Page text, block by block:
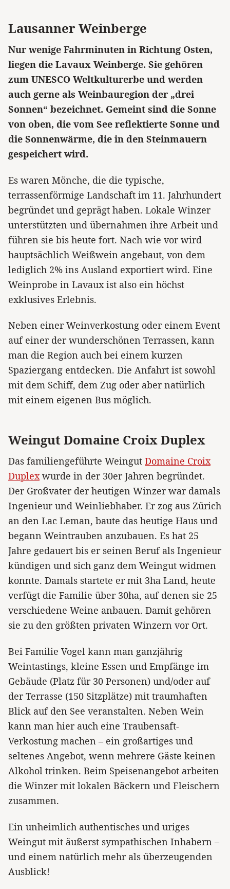
Lausanner Weinberge
Nur wenige Fahrminuten in Richtung Osten,
liegen die Lavaux Weinberge. Sie gehören
zum UNESCO Weltkulturerbe und werden
auch gerne als Weinbauregion der „drei
Sonnen“ bezeichnet. Gemeint sind die Sonne
von oben, die vom See reflektierte Sonne und
die Sonnenwärme, die in den Steinmauern
gespeichert wird.
Es waren Mönche, die die typische,
terrassenförmige Landschaft im 11. Jahrhundert
begründet und geprägt haben. Lokale Winzer
unterstützten und übernahmen ihre Arbeit und
führen sie bis heute fort. Nach wie vor wird
hauptsächlich Weißwein angebaut, von dem
lediglich 2% ins Ausland exportiert wird. Eine
Weinprobe in Lavaux ist also ein höchst
exklusives Erlebnis.
Neben einer Weinverkostung oder einem Event
auf einer der wunderschönen Terrassen, kann
man die Region auch bei einem kurzen
Spaziergang entdecken. Die Anfahrt ist sowohl
mit dem Schiff, dem Zug oder aber natürlich
mit einem eigenen Bus möglich.
Weingut Domaine Croix Duplex
Das familiengeführte Weingut Domaine Croix
Duplexwurde in der 30er Jahren begründet.
Der Großvater der heutigen Winzer war damals
Ingenieur und Weinliebhaber. Er zog aus Zürich
an den Lac Leman, baute das heutige Haus und
begann Weintrauben anzubauen. Es hat 25
Jahre gedauert bis er seinen Beruf als Ingenieur
kündigen und sich ganz dem Weingut widmen
konnte. Damals startete er mit 3ha Land, heute
verfügt die Familie über 30ha, auf denen sie 25
verschiedene Weine anbauen. Damit gehören
sie zu den größten privaten Winzern vor Ort.
Bei Familie Vogel kann man ganzjährig
Weintastings, kleine Essen und Empfänge im
Gebäude (Platz für 30 Personen) und/oder auf
der Terrasse (150 Sitzplätze) mit traumhaften
Blick auf den See veranstalten. Neben Wein
kann man hier auch eine Traubensaft-
Verkostung machen – ein großartiges und
seltenes Angebot, wenn mehrere Gäste keinen
Alkohol trinken. Beim Speisenangebot arbeiten
die Winzer mit lokalen Bäckern und Fleischern
zusammen.
Ein unheimlich authentisches und uriges
Weingut mit äußerst sympathischen Inhabern –
und einem natürlich mehr als überzeugenden
Ausblick!